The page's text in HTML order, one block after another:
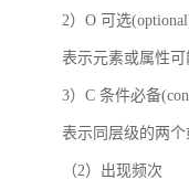
2）O 可选
表示元素或属性
3）C 条件必备
表示同层级的两
（2）出现频次